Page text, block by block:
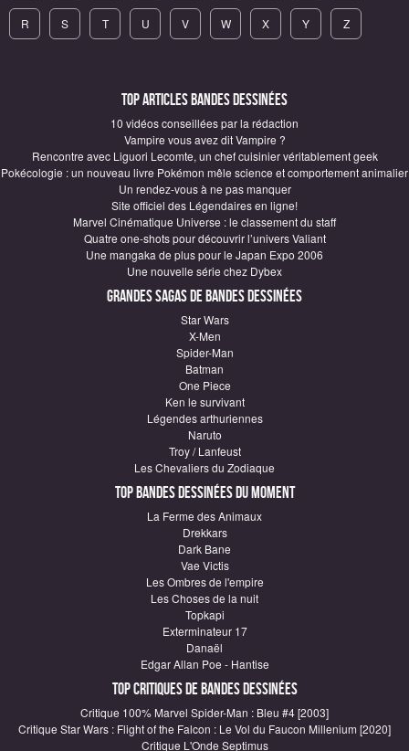
R S T U V W X Y Z
Top articles Bandes Dessinées
10 vidéos conseillées par la rédaction
Vampire vous avez dit Vampire ?
Rencontre avec Liguori Lecomte, un chef cuisinier véritablement geek
Pokécologie : un nouveau livre Pokémon mêle science et comportement animalier
Un rendez-vous à ne pas manquer
Site officiel des Légendaires en ligne!
Marvel Cinématique Universe : le classement du staff
Quatre one-shots pour découvrir l’univers Valiant
Une mangaka de plus pour le Japan Expo 2006
Une nouvelle série chez Dybex
Grandes sagas de Bandes Dessinées
Star Wars
X-Men
Spider-Man
Batman
One Piece
Ken le survivant
Légendes arthuriennes
Naruto
Troy / Lanfeust
Les Chevaliers du Zodiaque
Top Bandes Dessinées du moment
La Ferme des Animaux
Drekkars
Dark Bane
Vae Victis
Les Ombres de l'empire
Les Choses de la nuit
Topkapi
Exterminateur 17
Danaël
Edgar Allan Poe - Hantise
Top critiques de Bandes Dessinées
Critique 100% Marvel Spider-Man : Bleu #4 [2003]
Critique Star Wars : Flight of the Falcon : Le Vol du Faucon Millenium [2020]
Critique L'Onde Septimus